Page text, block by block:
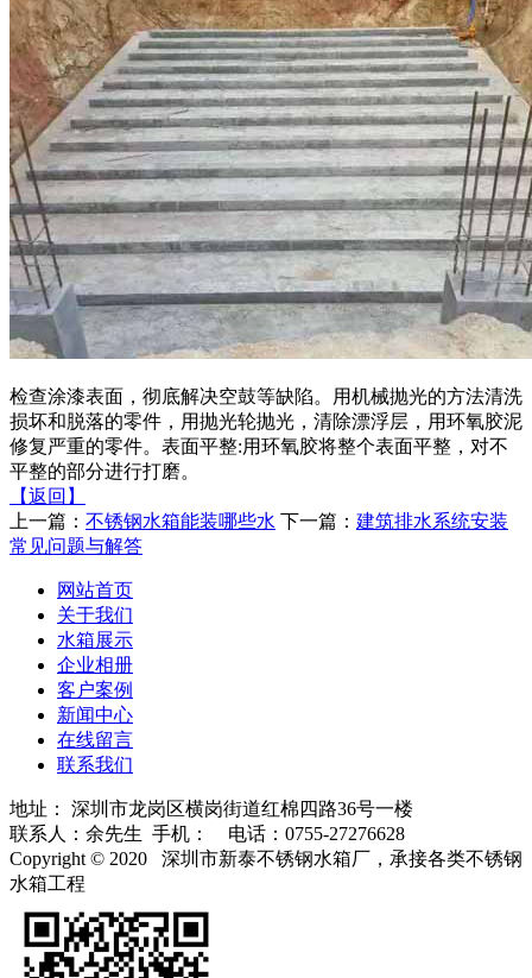
检查涂漆表面，彻底解决空鼓等缺陷。用机械抛光的方法清洗
损坏和脱落的零件，用抛光轮抛光，清除漂浮层，用环氧胶泥
修复严重的零件。表面平整:用环氧胶将整个表面平整，对不
平整的部分进行打磨。
【返回】
上一篇： 不锈钢水箱能装哪些水 下一篇： 建筑排水系统安装
常见问题与解答
网站首页
关于我们
水箱展示
企业相册
客户案例
新闻中心
在线留言
联系我们
地址： 深圳市龙岗区横岗街道红棉四路36号一楼
联系人：余先生 手机：
电话：0755-27276628
Copyright © 2020 深圳市新泰不锈钢水箱厂，承接各类不锈钢
水箱工程